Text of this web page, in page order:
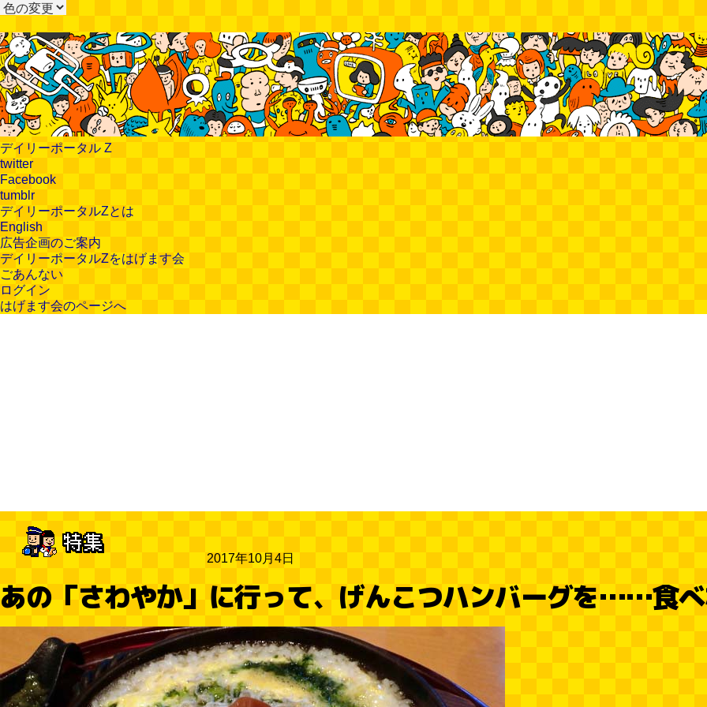
デイリーポータル Z
twitter
Facebook
tumblr
デイリーポータルZとは
English
広告企画のご案内
デイリーポータルZをはげます会
ごあんない
ログイン
はげます会のページへ
2017年10月4日
あの「さわやか」に行って、げんこつハンバーグを……食